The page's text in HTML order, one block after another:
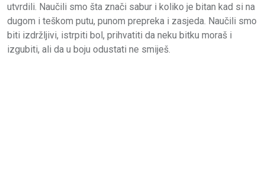
utvrdili. Naučili smo šta znači sabur i koliko je bitan kad si na
dugom i teškom putu, punom prepreka i zasjeda. Naučili smo
biti izdržljivi, istrpiti bol, prihvatiti da neku bitku moraš i
izgubiti, ali da u boju odustati ne smiješ.